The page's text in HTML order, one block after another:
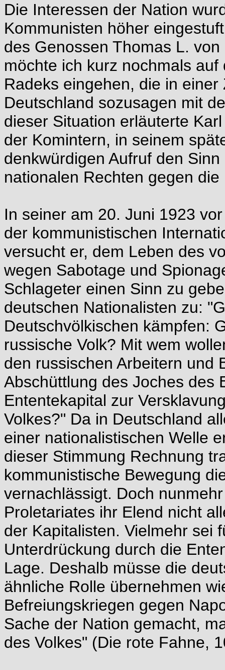
Die Interessen der Nation
Kommunisten höher
des Genossen Thomas L.
möchte ich kurz nochmals
Radeks eingehen, die in
Deutschland sozusagen mit
dieser Situation erläuterte
der Komintern, in seinem
denkwürdigen Aufruf den
nationalen Rechten gegen
In seiner am 20. Juni 1923
der kommunistischen
versucht er, dem Leben des
wegen Sabotage und
Schlageter einen Sinn zu
deutschen Nationalisten zu:
Deutschvölkischen kämpfen:
russische Volk? Mit wem
den russischen Arbeitern und
Abschüttlung des Joches des
Ententekapital zur
Volkes?" Da in Deutschland
einer nationalistischen Welle
dieser Stimmung Rechnung
kommunistische Bewegung
vernachlässigt. Doch
Proletariates ihr Elend nicht
der Kapitalisten. Vielmehr sei
Unterdrückung durch die
Lage. Deshalb müsse die
ähnliche Rolle übernehmen
Befreiungskriegen gegen
Sache der Nation gemacht,
des Volkes" (Die rote Fahne,